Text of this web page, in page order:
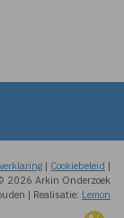
| Cookiebeleid |
2026 Arkin Onderzoek
| Realisatie: Lemon